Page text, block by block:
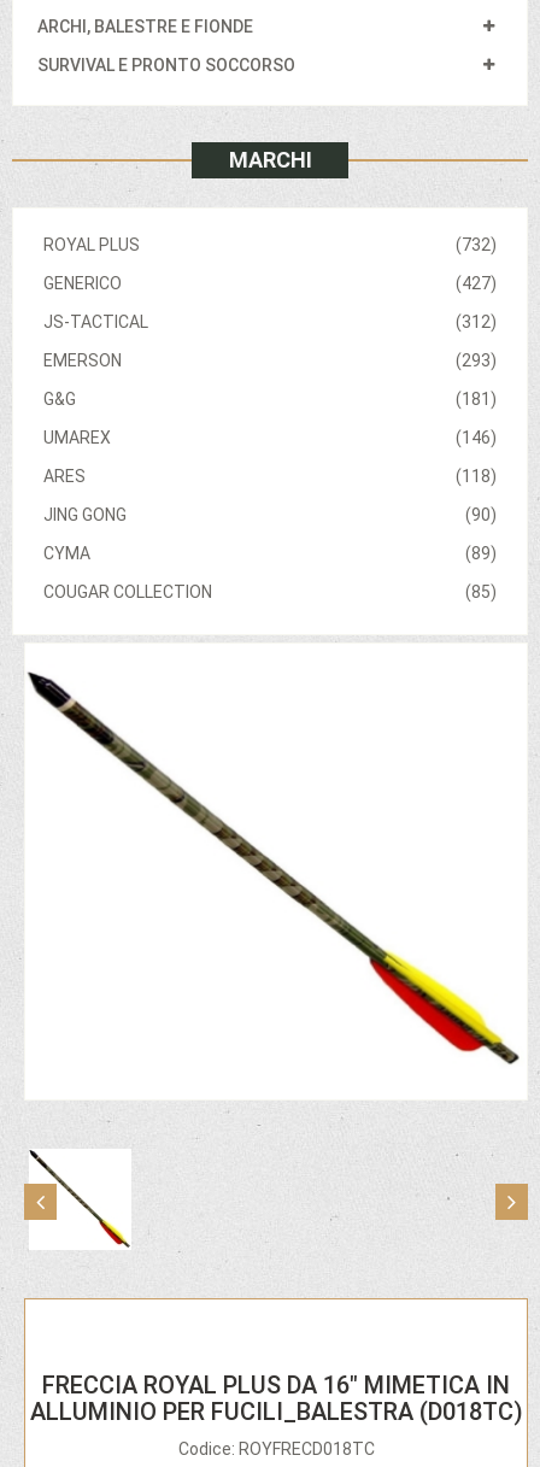
ARCHI, BALESTRE E FIONDE
SURVIVAL E PRONTO SOCCORSO
MARCHI
(732)
ROYAL PLUS
(427)
GENERICO
(312)
JS-TACTICAL
(293)
EMERSON
(181)
G&G
(146)
UMAREX
(118)
ARES
(90)
JING GONG
(89)
CYMA
(85)
COUGAR COLLECTION
FRECCIA ROYAL PLUS DA 16" MIMETICA IN
ALLUMINIO PER FUCILI_BALESTRA (D018TC)
Codice: ROYFRECD018TC